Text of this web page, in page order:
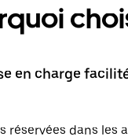
en charge
réservées dans les